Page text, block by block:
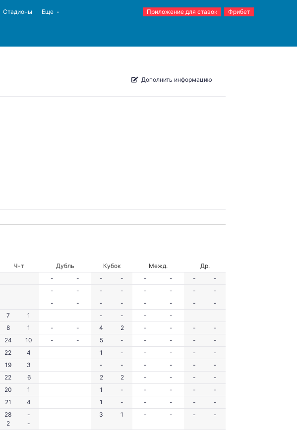
Стадионы Еще Приложение для ставок Фрибет
Дополнить информацию
Ч-т Дубль Кубок Межд.
Др.
- - - - - - -
-
- - - - - - -
-
- - - - - - -
-
7 1 - - -
-
8 1 - - 4 2 - - -
-
24 10 - - 5 - - - -
-
22 4 1 - - - -
-
19 3 - - - - -
-
22 6 2 2 - - -
-
20 1 1 - - - -
-
21 4 1 - - - -
-
28
2
-
-
3 1 - - - -